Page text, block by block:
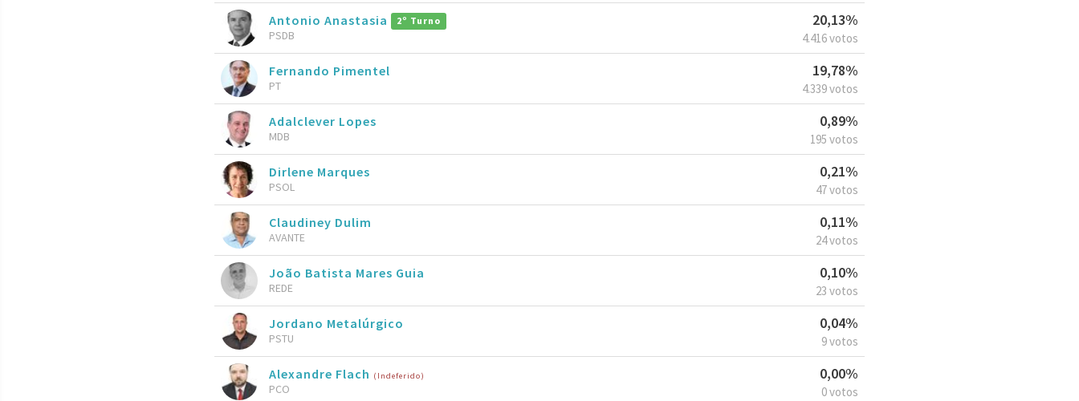
Antonio Anastasia 2º Turno
PSDB
20,13%
4.416 votos
Fernando Pimentel
PT
19,78%
4.339 votos
Adalclever Lopes
MDB
0,89%
195 votos
Dirlene Marques
PSOL
0,21%
47 votos
Claudiney Dulim
AVANTE
0,11%
24 votos
João Batista Mares Guia
REDE
0,10%
23 votos
Jordano Metalúrgico
PSTU
0,04%
9 votos
Alexandre Flach (Indeferido)
PCO
0,00%
0 votos